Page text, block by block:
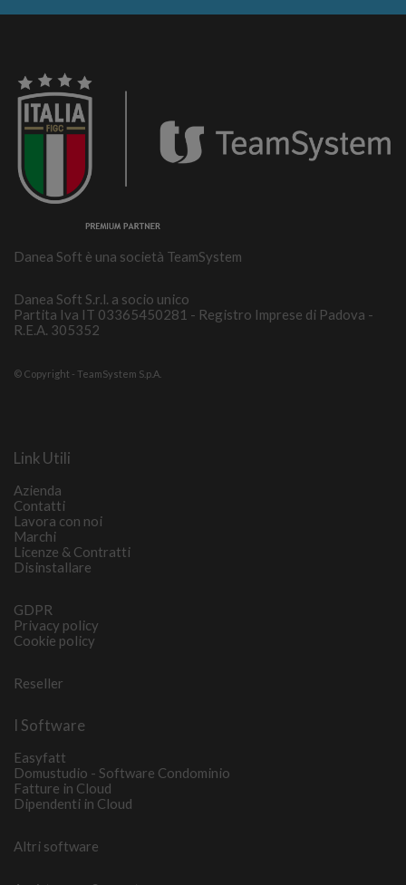
Danea Soft è una società TeamSystem
Danea Soft S.r.l. a socio unico
Partita Iva IT 03365450281 - Registro Imprese di Padova -
R.E.A. 305352
© Copyright - TeamSystem S.p.A.
Link Utili
Azienda
Contatti
Lavora con noi
Marchi
Licenze & Contratti
Disinstallare
GDPR
Privacy policy
Cookie policy
Reseller
I Software
Easyfatt
Domustudio - Software Condominio
Fatture in Cloud
Dipendenti in Cloud
Altri software